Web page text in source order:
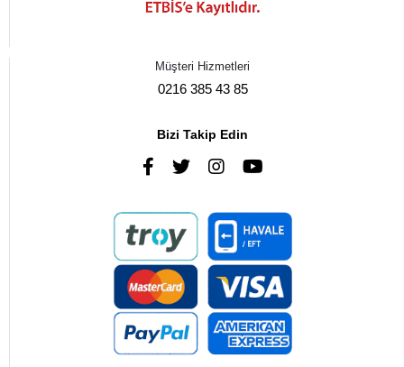
Müşteri Hizmetleri
0216 385 43 85
Bizi Takip Edin